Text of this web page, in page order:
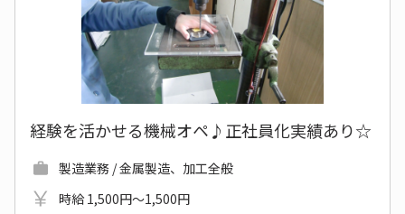
経験を活かせる機械オペ♪正社員化実績あり☆
製造業務 / 金属製造、加工全般
時給 1,500円～1,500円